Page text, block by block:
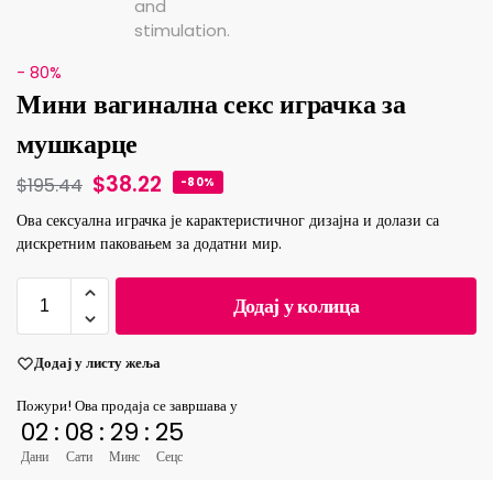
- 80%
Мини вагинална секс играчка за
мушкарце
$195.44 $38.22 -80%
Ова сексуална играчка је карактеристичног дизајна и долази са
дискретним паковањем за додатни мир.
Додај у колица
Додај у листу жеља
Пожури! Ова продаја се завршава у
02
Дани
: 08
Сати
: 29
Минс
: 24
Сецс